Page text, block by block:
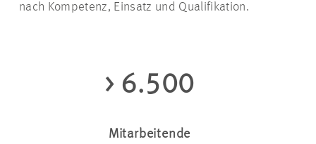
nach Kompetenz, Einsatz und Qualifikation.
> 6.500
Mitarbeitende